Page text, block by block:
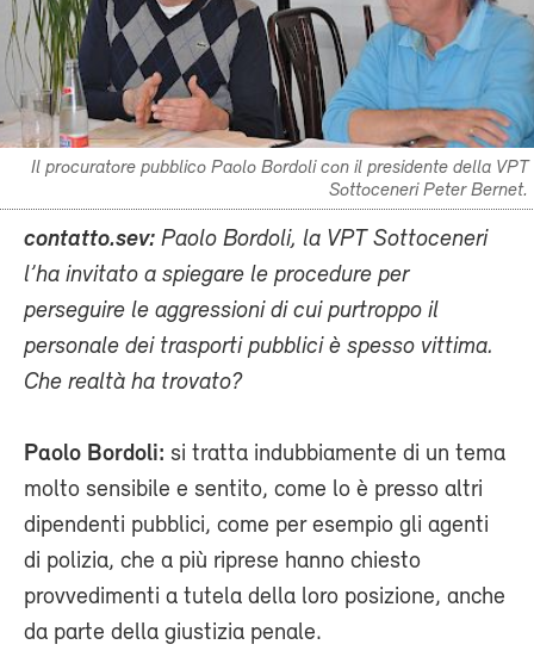
Il procuratore pubblico Paolo Bordoli con il presidente della VPT
Sottoceneri Peter Bernet.
contatto.sev: Paolo Bordoli, la VPT Sottoceneri
l’ha invitato a spiegare le procedure per
perseguire le aggressioni di cui purtroppo il
personale dei trasporti pubblici è spesso vittima.
Che realtà ha trovato?
Paolo Bordoli: si tratta indubbiamente di un tema
molto sensibile e sentito, come lo è presso altri
dipendenti pubblici, come per esempio gli agenti
di polizia, che a più riprese hanno chiesto
provvedimenti a tutela della loro posizione, anche
da parte della giustizia penale.